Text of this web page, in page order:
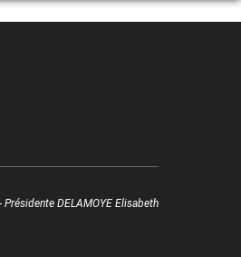
Présidente DELAMOYE Elisabeth